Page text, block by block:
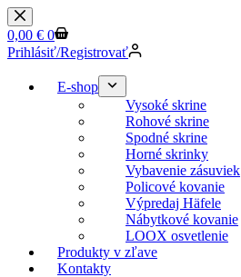
0,00 € 0
Prihlásiť/Registrovať
E-shop
Vysoké skrine
Rohové skrine
Spodné skrine
Horné skrinky
Vybavenie zásuviek
Policové kovanie
Výpredaj Häfele
Nábytkové kovanie
LOOX osvetlenie
Produkty v zľave
Kontakty